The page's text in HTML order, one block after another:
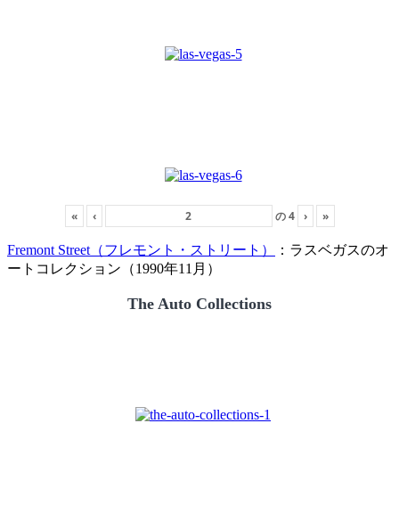
« ‹ の4 › »
Fremont Street（フレモント・ストリート）
：ラスベガスのオ
ートコレクション（1990年11月）
The Auto Collections